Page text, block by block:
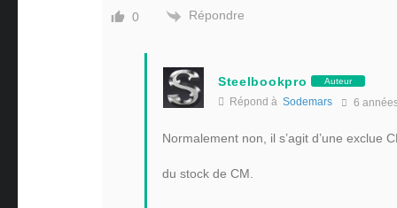
0 Répondre
Steelbookpro Auteur
Répond à Sodemars 6
Normalement non, il s’agit d’une exclue
du stock de CM.